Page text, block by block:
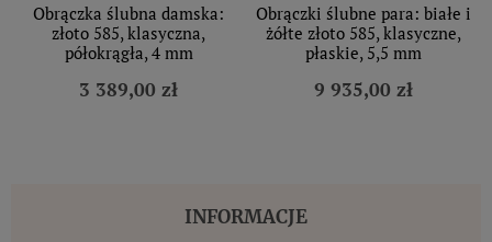
Obrączka ślubna damska:
złoto 585, klasyczna,
półokrągła, 4 mm
3 389,00 zł
Obrączki ślubne para: białe i
żółte złoto 585, klasyczne,
płaskie, 5,5 mm
9 935,00 zł
INFORMACJE